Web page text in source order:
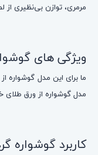
مرمری، توازن بی‌نظیری
ویژگی های
مدل گوشواره از ورق طلای خالص 24 عیار ساخته شده است. این یعنی درخشش و اصالت واقعی طلا را در کنار دوام و استحکام
کاربرد گوشواره